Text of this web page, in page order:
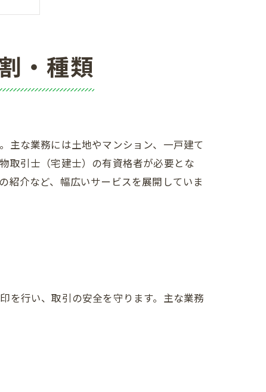
応
・種類
主な業務には土地やマンション、一戸建て
取引士（宅建士）の有資格者が必要とな
紹介など、幅広いサービスを展開していま
を行い、取引の安全を守ります。主な業務